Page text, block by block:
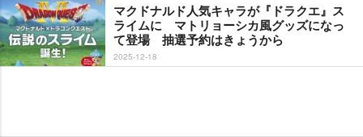
マクドナルド人気キャラが『ドラクエ』ス
ライムに マトリョーシカ風グッズになっ
て登場 抽選予約はきょうから
2025-12-18